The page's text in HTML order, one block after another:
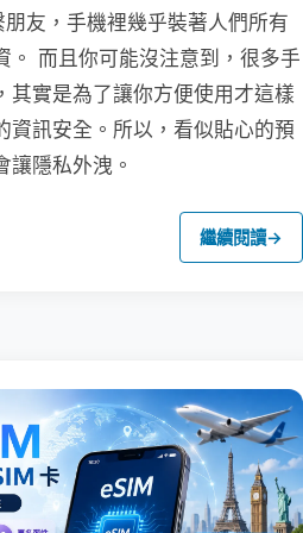
友，手機裡幾乎裝著人們所有
。 而且你可能沒注意到，很多手
其實是為了讓你方便使用才這樣
資訊安全。所以，看似貼心的預
讓隱私外洩。
繼續閱讀→